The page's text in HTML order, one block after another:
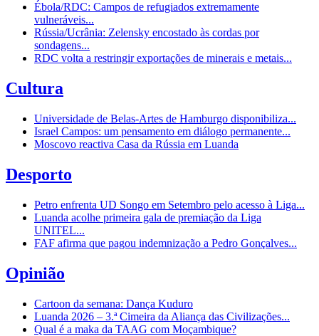
Ébola/RDC: Campos de refugiados extremamente
vulneráveis...
Rússia/Ucrânia: Zelensky encostado às cordas por
sondagens...
RDC volta a restringir exportações de minerais e metais...
Cultura
Universidade de Belas-Artes de Hamburgo disponibiliza...
Israel Campos: um pensamento em diálogo permanente...
Moscovo reactiva Casa da Rússia em Luanda
Desporto
Petro enfrenta UD Songo em Setembro pelo acesso à Liga...
Luanda acolhe primeira gala de premiação da Liga
UNITEL...
FAF afirma que pagou indemnização a Pedro Gonçalves...
Opinião
Cartoon da semana: Dança Kuduro
Luanda 2026 – 3.ª Cimeira da Aliança das Civilizações...
Qual é a maka da TAAG com Moçambique?